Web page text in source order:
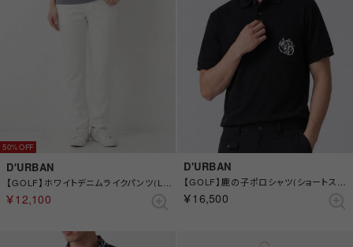
50%
D'URBAN
【GOLF】ホワイトデニムライクパンツ(Ladies) （ホワイト）
￥12,100
D'URBAN
【GOLF】鹿の子ポロシャツ(ショートスリーブ) （ブラック）
￥16,500